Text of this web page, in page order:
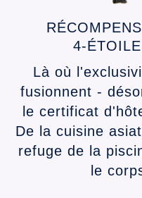
Là où
fusionnent -
le certificat
De la cuisine
refuge de la
le